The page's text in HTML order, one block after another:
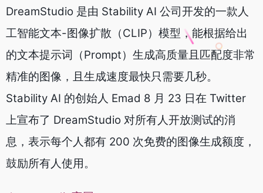
DreamStudio 是由 Stability AI 公司开发的一款人
工智能文本-图像扩散（CLIP）模型，能根据给出
的文本提示词（Prompt）生成高质量且匹配度非常
精准的图像，且生成速度最快只需要几秒。
Stability AI 的创始人 Emad 8 月 23 日在 Twitter
上宣布了 DreamStudio 对所有人开放测试的消
息，表示每个人都有 200 次免费的图像生成额度，
鼓励所有人使用。